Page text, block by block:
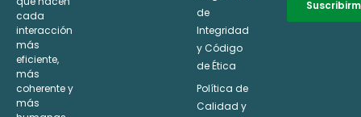
cada
interacción
más
eficiente,
más
coherente y
más
de
Integridad
y Código
de Ética
Política de
Calidad y